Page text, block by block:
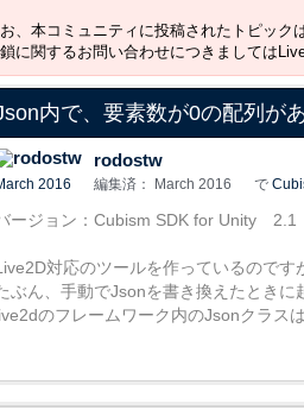
、本コミュニティに投稿されたトピック
に関するお問い合わせにつきましては
内で、要素数が0の配列が
rodostw
2016 編集済： March 2016 で
ージョン：Cubism SDK for Unity 2.1
対応のツールを作っているのです
ぶん、手動でJsonを書き換えたときに
のフレームワーク内のJsonクラス